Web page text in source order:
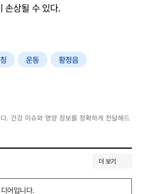
손상될 수 있다.
운동 황정음
. 건강 이슈와 영양 정보를 정확하게 전달해드
더 보기